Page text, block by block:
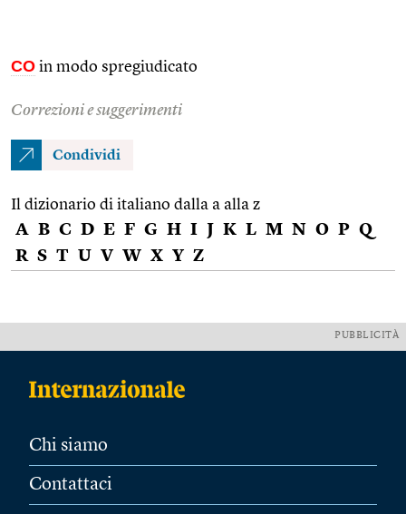
CO in modo spregiudicato
Correzioni e suggerimenti
Condividi
Il dizionario di italiano dalla a alla z
A B C D E F G H I J K L M N O P Q
R S T U V W X Y Z
PUBBLICITÀ
Chi siamo
Contattaci